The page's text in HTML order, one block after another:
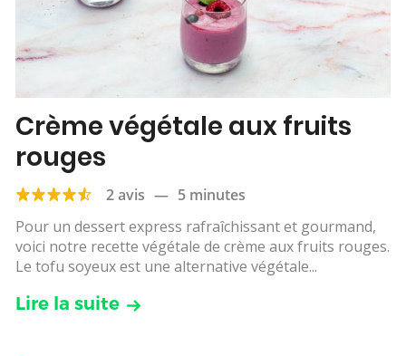
Crème végétale aux fruits
rouges
2 avis — 5 minutes
Pour un dessert express rafraîchissant et gourmand,
voici notre recette végétale de crème aux fruits rouges.
Le tofu soyeux est une alternative végétale...
Lire la suite